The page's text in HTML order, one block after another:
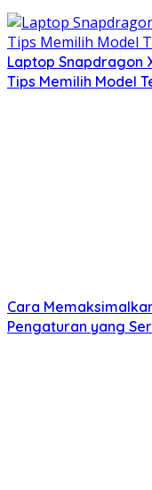
Laptop Snapdragon
Tips Memilih Model
Cara
Pengaturan yang